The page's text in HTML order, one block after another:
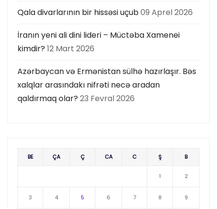
Qala divarlarının bir hissəsi uçub09 Aprel 2026
İranın yeni ali dini lideri – Müctəba Xamenei
kimdir? 12 Mart 2026
Azərbaycan və Ermənistan sülhə hazırlaşır. Bəs
xalqlar arasındakı nifrəti necə aradan
qaldırmaq olar? 23 Fevral 2026
BE ÇA Ç CA C Ş B
1 2
3 4 5 6 7 8 9